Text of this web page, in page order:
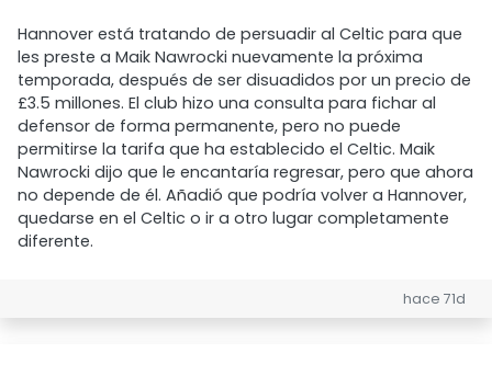
Hannover está tratando de persuadir al Celtic para que
les preste a Maik Nawrocki nuevamente la próxima
temporada, después de ser disuadidos por un precio de
£3.5 millones. El club hizo una consulta para fichar al
defensor de forma permanente, pero no puede
permitirse la tarifa que ha establecido el Celtic. Maik
Nawrocki dijo que le encantaría regresar, pero que ahora
no depende de él. Añadió que podría volver a Hannover,
quedarse en el Celtic o ir a otro lugar completamente
diferente.
hace 71d